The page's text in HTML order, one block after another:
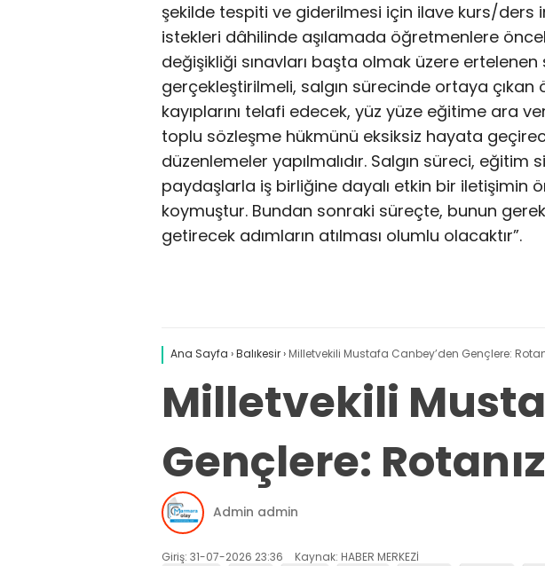
şekilde tespiti ve giderilmesi için ilave kurs/ders
istekleri dâhilinde aşılamada öğretmenlere
değişikliği sınavları başta olmak üzere
gerçekleştirilmeli, salgın sürecinde ortaya çıkan
kayıplarını telafi edecek, yüz yüze eğitime ara
toplu sözleşme hükmünü eksiksiz hayata
düzenlemeler yapılmalıdır. Salgın süreci, eğitim
paydaşlarla iş birliğine dayalı etkin bir iletişimin
koymuştur. Bundan sonraki süreçte, bunun
getirecek adımların atılması olumlu olacaktır”.
Ana Sayfa ›Balıkesir› Milletvekili Mustafa Canbey’den Gençlere:
Milletvekili
Gençlere:
Admin admin
Giriş: 31-07-2026 23:36 Kaynak: HABER MERKEZİ